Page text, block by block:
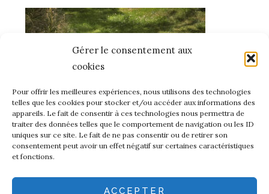
Gérer le consentement aux
cookies
Pour offrir les meilleures expériences, nous utilisons des technologies
telles que les cookies pour stocker et/ou accéder aux informations des
appareils. Le fait de consentir à ces technologies nous permettra de
traiter des données telles que le comportement de navigation ou les ID
uniques sur ce site. Le fait de ne pas consentir ou de retirer son
consentement peut avoir un effet négatif sur certaines caractéristiques
et fonctions.
ACCEPTER